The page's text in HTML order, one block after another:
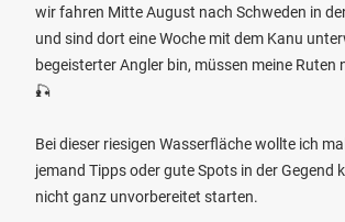
wir fahren Mitte August nach Schweden in
und sind dort eine Woche mit dem Kanu
begeisterter Angler bin, müssen meine Ruten
🎣
Bei dieser riesigen Wasserfläche wollte ich
jemand Tipps oder gute Spots in der Gegend
nicht ganz unvorbereitet starten.